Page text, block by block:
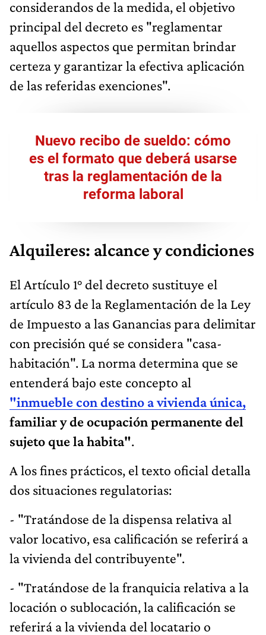
considerandos de la medida, el objetivo
principal del decreto es "reglamentar
aquellos aspectos que permitan brindar
certeza y garantizar la efectiva aplicación
de las referidas exenciones".
Nuevo recibo de sueldo: cómo
es el formato que deberá usarse
tras la reglamentación de la
reforma laboral
Alquileres: alcance y condiciones
El Artículo 1° del decreto sustituye el
artículo 83 de la Reglamentación de la Ley
de Impuesto a las Ganancias para delimitar
con precisión qué se considera "casa-
habitación". La norma determina que se
entenderá bajo este concepto al
"inmueble con destino a vivienda única,
familiar y de ocupación permanente del
sujeto que la habita".
A los fines prácticos, el texto oficial detalla
dos situaciones regulatorias:
- "Tratándose de la dispensa relativa al
valor locativo, esa calificación se referirá a
la vivienda del contribuyente".
- "Tratándose de la franquicia relativa a la
locación o sublocación, la calificación se
referirá a la vivienda del locatario o